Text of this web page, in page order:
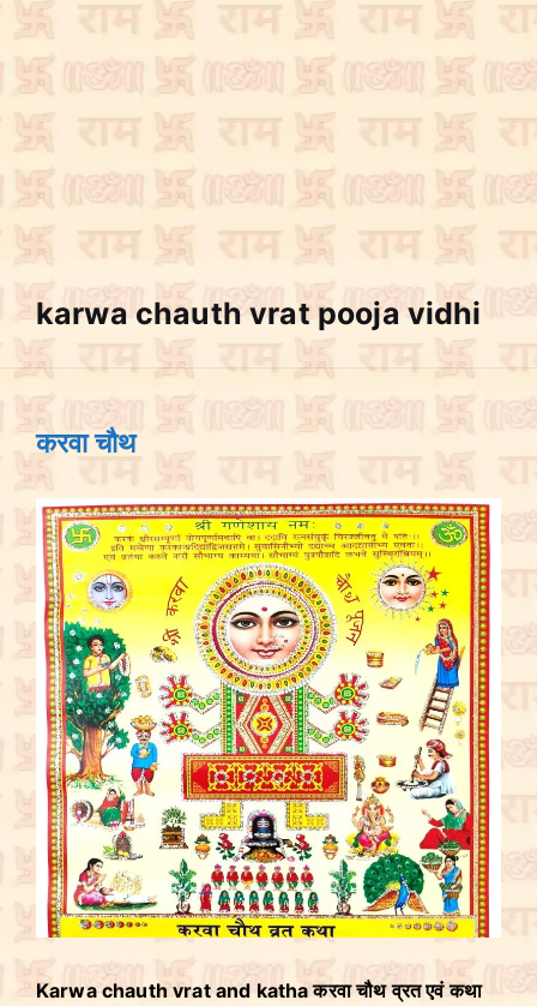
karwa chauth vrat pooja vidhi
करवा चौथ
Karwa chauth vrat and katha करवा चौथ व्रत एवं कथा